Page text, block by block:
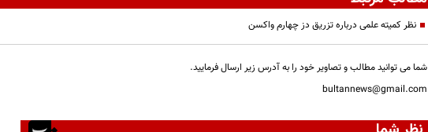
نظر کمیته علمی درباره تزریق دز چهارم واکسن
شما می توانید مطالب و تصاویر خود را به آدرس زیر ارسال فرمایید.
bultannews@gmail.com